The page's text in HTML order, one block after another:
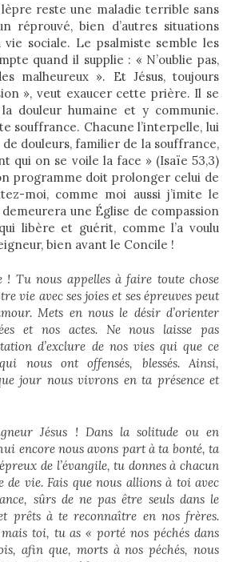
lèpre reste une maladie terrible sans
réprouvé, bien d’autres situations
sociale. Le psalmiste semble les
quand il supplie : « N’oublie pas,
malheureux ». Et Jésus, toujours
», veut exaucer cette prière. Il se
douleur humaine et y communie.
souffrance. Chacune l’interpelle, lui
douleurs, familier de la souffrance,
qui on se voile la face » (Isaïe 53,3)
programme doit prolonger celui de
moi, comme moi aussi j’imite le
une Église de compassion
libère et guérit, comme l’a voulu
bien avant le Concile !
! Tu nous appelles à faire toute chose
vie avec ses joies et ses épreuves peut
Mets en nous le désir d’orienter
et nos actes. Ne nous laisse pas
d’exclure de nos vies qui que ce
nous ont offensés, blessés. Ainsi,
jour nous vivrons en ta présence et
Jésus ! Dans la solitude ou en
encore nous avons part à ta bonté, ta
de l’évangile, tu donnes à chacun
de vie. Fais que nous allions à toi avec
sûrs de ne pas être seuls dans le
prêts à te reconnaître en nos frères.
mais toi, tu as « porté nos péchés dans
afin que, morts à nos péchés, nous